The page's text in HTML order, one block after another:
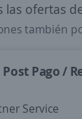
las ofertas
también
Pago /
Service